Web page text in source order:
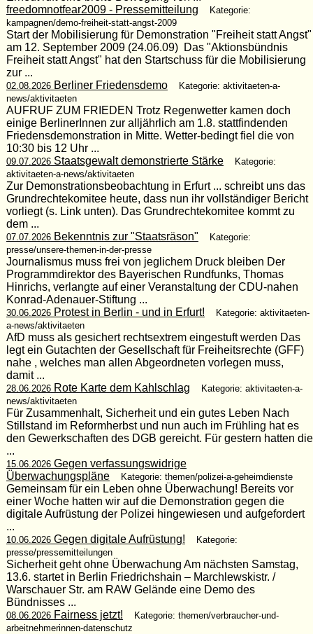
freedomnotfear2009 - Pressemitteilung
Kategorie:
kampagnen/demo-freiheit-statt-angst-2009
Start der Mobilisierung für Demonstration "Freiheit statt Angst"
am 12. September 2009 (24.06.09) Das "Aktionsbündnis
Freiheit statt Angst" hat den Startschuss für die Mobilisierung
zur ...
02.08.2026Berliner Friedensdemo
Kategorie: aktivitaeten-a-
news/aktivitaeten
AUFRUF ZUM FRIEDEN Trotz Regenwetter kamen doch
einige BerlinerInnen zur alljährlich am 1.8. stattfindenden
Friedensdemonstration in Mitte. Wetter-bedingt fiel die von
10:30 bis 12 Uhr ...
09.07.2026Staatsgewalt demonstrierte Stärke
Kategorie:
aktivitaeten-a-news/aktivitaeten
Zur Demonstrationsbeobachtung in Erfurt ... schreibt uns das
Grundrechtekomitee heute, dass nun ihr vollständiger Bericht
vorliegt (s. Link unten). Das Grundrechtekomitee kommt zu
dem ...
07.07.2026Bekenntnis zur "Staatsräson"
Kategorie:
presse/unsere-themen-in-der-presse
Journalismus muss frei von jeglichem Druck bleiben Der
Programmdirektor des Bayerischen Rundfunks, Thomas
Hinrichs, verlangte auf einer Veranstaltung der CDU-nahen
Konrad-Adenauer-Stiftung ...
30.06.2026Protest in Berlin - und in Erfurt!
Kategorie: aktivitaeten-
a-news/aktivitaeten
AfD muss als gesichert rechtsextrem eingestuft werden Das
legt ein Gutachten der Gesellschaft für Freiheitsrechte (GFF)
nahe , welches man allen Abgeordneten vorlegen muss,
damit ...
28.06.2026Rote Karte dem Kahlschlag
Kategorie: aktivitaeten-a-
news/aktivitaeten
Für Zusammenhalt, Sicherheit und ein gutes Leben Nach
Stillstand im Reformherbst und nun auch im Frühling hat es
den Gewerkschaften des DGB gereicht. Für gestern hatten die
...
15.06.2026Gegen verfassungswidrige
Überwachungspläne
Kategorie: themen/polizei-a-geheimdienste
Gemeinsam für ein Leben ohne Überwachung! Bereits vor
einer Woche hatten wir auf die Demonstration gegen die
digitale Aufrüstung der Polizei hingewiesen und aufgefordert
...
10.06.2026Gegen digitale Aufrüstung!
Kategorie:
presse/pressemitteilungen
Sicherheit geht ohne Überwachung Am nächsten Samstag,
13.6. startet in Berlin Friedrichshain – Marchlewskistr. /
Warschauer Str. am RAW Gelände eine Demo des
Bündnisses ...
08.06.2026Fairness jetzt!
Kategorie: themen/verbraucher-und-
arbeitnehmerinnen-datenschutz